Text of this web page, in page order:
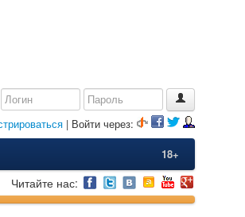
| Войти через:
18+
Читайте нас: